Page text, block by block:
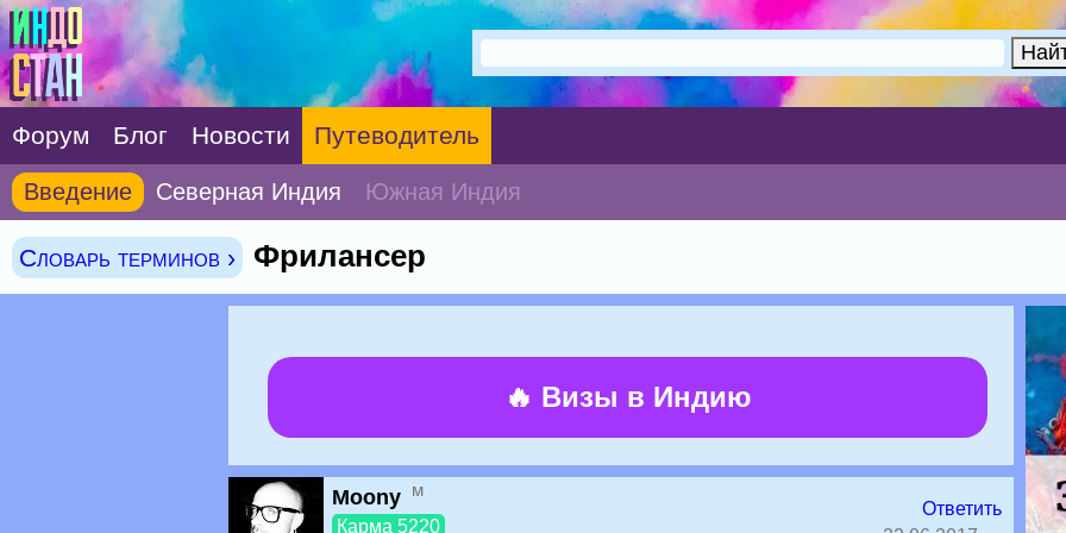
Форум Блог Новости Путеводитель
Введение Северная Индия Южная Индия
Словарь терминов › Фрилансер
🔥 Визы в Индию
Moony м
Карма 5220
Ответить